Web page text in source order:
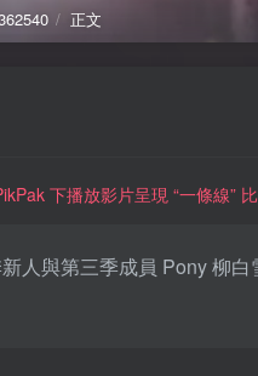
正文
下播放影片呈現 “一條線”
人與第三季成員 Pony 柳